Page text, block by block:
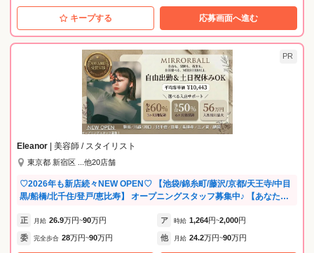
入客の心配なし！ ■自由出勤だから自分のペースで働ける！ 「自分の時
間も大切にしたい」「家族の時間を優先したい」という方など あなたの
ライフスタイルに合わせて働くことが可能です！ママ美容師さんもたく
さん在籍中！ ■様々な年代が活躍できる！ 20代：23％、30代：37％、4
0代：32％、50代～：8％と幅広い年代が活躍中！ ■キャリアパスが豊
富！ ヘッドライトでは独自のオーナー制度を活用して低リスクで自分の
店舗を持つことが可能！ 実際にオーナーになって7年で20店舗以上を出
店し、報酬も十数倍になって活躍している方もいます！ 他にも本部登用
で統括店長や店舗マネージャー、講師など様々なキャリアに挑戦できま
毎年話題の施設やオシャレな会場にスタイリストを招待して授賞式を行
っています！ モチベーションが上がると美容師のみなさんから好評のイ
ベントです★
キープする 応募画面へ進む
PR
Eleanor | 美容師 / スタイリスト
東京都 新宿区 ...他20店舗
♡2026年も新店続々NEW OPEN♡ 【池袋/錦糸町/藤沢/京都/天王寺/中目
黒/船橋/北千住/登戸/恵比寿】 オープニングスタッフ募集中♪ 【あなたの
度、社内のトップを目指すスタッフ・店舗を表彰するアワードを開催！
日々の努力が評価され、モチベーションUPにつながります。 ◇ 社内サ
正 月給 26.9万円~90万円 ア 時給 1,264円~2,000円
委 完全歩合 28万円 ~90万円 他 月給 24.2万円 ~90万円